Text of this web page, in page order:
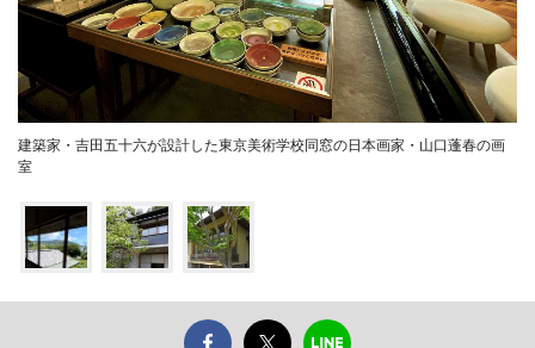
建築家・吉田五十六が設計した東京美術学校同窓の日本画家・山口蓬春の画
室